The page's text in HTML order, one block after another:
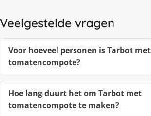
Veelgestelde vragen
Voor hoeveel personen is Tarbot met
tomatencompote?
Hoe lang duurt het om Tarbot met
tomatencompote te maken?